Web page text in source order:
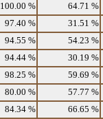
100.00 % 64.71 %
97.40 % 31.51 %
94.55 % 54.23 %
94.44 % 30.19 %
98.25 % 59.69 %
80.00 % 57.77 %
84.34 % 66.65 %